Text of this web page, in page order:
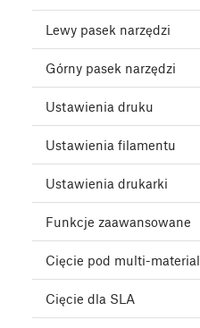
Lewy pasek narzędzi
Górny pasek narzędzi
Ustawienia druku
Ustawienia filamentu
Ustawienia drukarki
Funkcje zaawansowane
Cięcie pod multi-material
Cięcie dla SLA